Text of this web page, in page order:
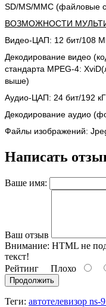
SD/MS/MMC (файловые
ВОЗМОЖНОСТИ
Видео-ЦАП: 12 бит/108
Декодирование видео
стандарта MPEG-4:
выше)
Аудио-ЦАП: 24 бит/192
Декодирование аудио
Файлы изображений:
Написать
Ваше имя:
Ваш отзыв
Внимание: HTML не
текст!
Рейтинг Плохо
Продолжить
Теги: автотелевизор ns-